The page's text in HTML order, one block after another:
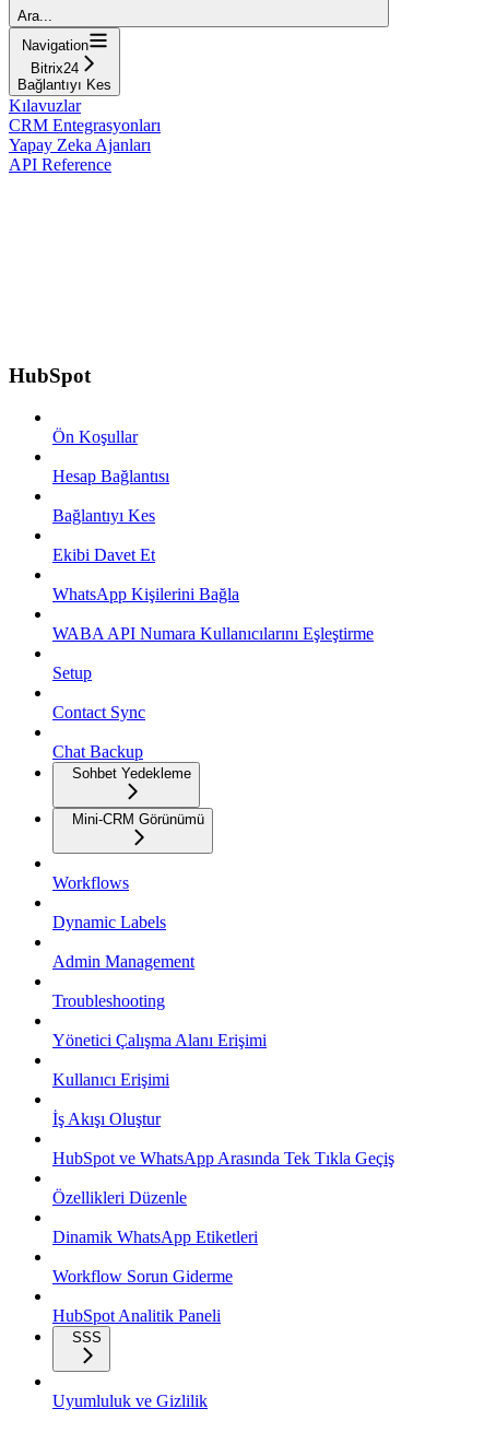
Ara...
Navigation
Bitrix24
Bağlantıyı Kes
Kılavuzlar
CRM Entegrasyonları
Yapay Zeka Ajanları
API Reference
HubSpot
Ön Koşullar
Hesap Bağlantısı
Bağlantıyı Kes
Ekibi Davet Et
WhatsApp Kişilerini Bağla
WABA API Numara Kullanıcılarını Eşleştirme
Setup
Contact Sync
Chat Backup
Sohbet Yedekleme
Mini-CRM Görünümü
Workflows
Dynamic Labels
Admin Management
Troubleshooting
Yönetici Çalışma Alanı Erişimi
Kullanıcı Erişimi
İş Akışı Oluştur
HubSpot ve WhatsApp Arasında Tek Tıkla Geçiş
Özellikleri Düzenle
Dinamik WhatsApp Etiketleri
Workflow Sorun Giderme
HubSpot Analitik Paneli
SSS
Uyumluluk ve Gizlilik